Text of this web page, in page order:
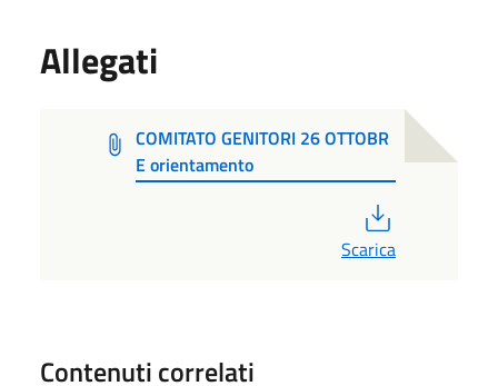
Allegati
COMITATO GENITORI 26 OTTOBR
E orientamento
Scarica
Contenuti correlati